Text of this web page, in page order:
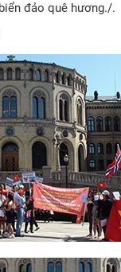
đảo quê hương./.